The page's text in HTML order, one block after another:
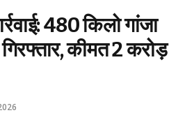
480 किलो गांजा
कीमत 2 करोड़